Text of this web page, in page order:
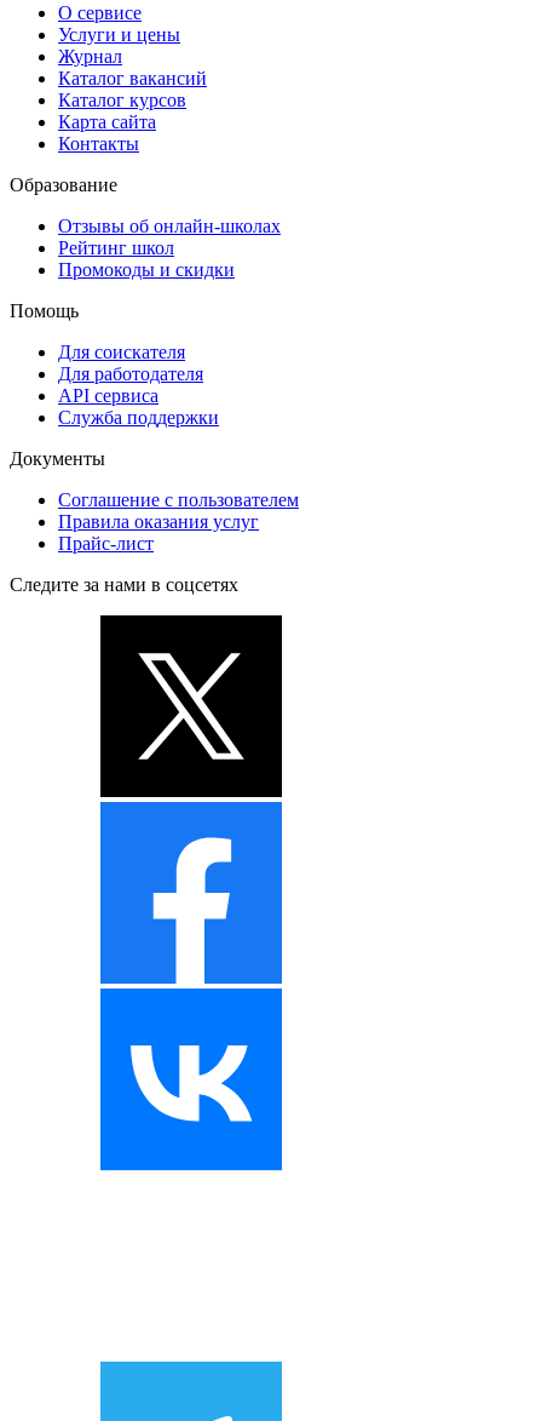
О сервисе
Услуги и цены
Журнал
Каталог вакансий
Каталог курсов
Карта сайта
Контакты
Образование
Отзывы об онлайн-школах
Рейтинг школ
Промокоды и скидки
Помощь
Для соискателя
Для работодателя
API сервиса
Служба поддержки
Документы
Соглашение с пользователем
Правила оказания услуг
Прайс-лист
Следите за нами в соцсетях